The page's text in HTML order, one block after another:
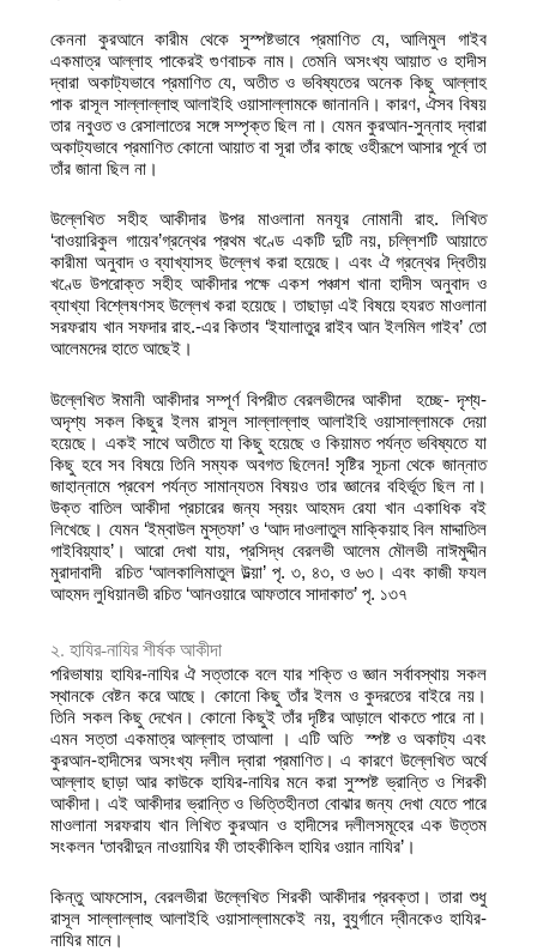
কেননা কুরআনে কারীম থেকে সুস্পষ্টভাবে প্রমাণিত যে, আলিমুল গাইব
একমাত্র আল্লাহ পাকেরই গুণবাচক নাম। তেমনি অসংখ্য আয়াত ও হাদীস
দ্বারা অকাট্যভাবে প্রমাণিত যে, অতীত ও ভবিষ্যতের অনেক কিছু আল্লাহ
পাক রাসূল সাল্লাল্লাহু আলাইহি ওয়াসাল্লামকে জানাননি। কারণ, ঐসব বিষয়
তার নবুওত ও রেসালাতের সঙ্গে সম্পৃক্ত ছিল না। যেমন কুরআন-সুন্নাহ দ্বারা
অকাট্যভাবে প্রমাণিত কোনো আয়াত বা সূরা তাঁর কাছে ওহীরূপে আসার পূর্বে তা
তাঁর জানা ছিল না।
উল্লেখিত সহীহ আকীদার উপর মাওলানা মনযূর নোমানী রাহ. লিখিত
‘বাওয়ারিকুল গায়েব’গ্রন্থের প্রথম খণ্ডে একটি দুটি নয়, চল্লিশটি আয়াতে
কারীমা অনুবাদ ও ব্যাখ্যাসহ উল্লেখ করা হয়েছে। এবং ঐ গ্রন্থের দ্বিতীয়
খণ্ডে উপরোক্ত সহীহ আকীদার পক্ষে একশ পঞ্চাশ খানা হাদীস অনুবাদ ও
ব্যাখ্যা বিশ্লেষণসহ উল্লেখ করা হয়েছে। তাছাড়া এই বিষয়ে হযরত মাওলানা
সরফরায খান সফদার রাহ.-এর কিতাব ‘ইযালাতুর রাইব আন ইলমিল গাইব’ তো
আলেমদের হাতে আছেই।
উল্লেখিত ঈমানী আকীদার সম্পূর্ণ বিপরীত বেরলভীদের আকীদা হচ্ছে- দৃশ্য-
অদৃশ্য সকল কিছুর ইলম রাসূল সাল্লাল্লাহু আলাইহি ওয়াসাল্লামকে দেয়া
হয়েছে। একই সাথে অতীতে যা কিছু হয়েছে ও কিয়ামত পর্যন্ত ভবিষ্যতে যা
কিছু হবে সব বিষয়ে তিনি সম্যক অবগত ছিলেন! সৃষ্টির সূচনা থেকে জান্নাত
জাহান্নামে প্রবেশ পর্যন্ত সামান্যতম বিষয়ও তার জ্ঞানের বহির্ভূত ছিল না।
উক্ত বাতিল আকীদা প্রচারের জন্য স্বয়ং আহমদ রেযা খান একাধিক বই
লিখেছে। যেমন ‘ইম্বাউল মুস্তফা’ ও ‘আদ দাওলাতুল মাক্কিয়াহ বিল মাদ্দাতিল
গাইবিয়্যাহ’। আরো দেখা যায়, প্রসিদ্ধ বেরলভী আলেম মৌলভী নাঈমুদ্দীন
মুরাদাবাদী রচিত ‘আলকালিমাতুল উল্য়া’ পৃ. ৩, ৪৩, ও ৬৩। এবং কাজী ফযল
আহমদ লুধিয়ানভী রচিত ‘আনওয়ারে আফতাবে সাদাকাত’ পৃ. ১৩৭
২. হাযির-নাযির শীর্ষক আকীদা
পরিভাষায় হাযির-নাযির ঐ সত্তাকে বলে যার শক্তি ও জ্ঞান সর্বাবস্থায় সকল
স্থানকে বেষ্টন করে আছে। কোনো কিছু তাঁর ইলম ও কুদরতের বাইরে নয়।
তিনি সকল কিছু দেখেন। কোনো কিছুই তাঁর দৃষ্টির আড়ালে থাকতে পারে না।
এমন সত্তা একমাত্র আল্লাহ তাআলা । এটি অতি স্পষ্ট ও অকাট্য এবং
কুরআন-হাদীসের অসংখ্য দলীল দ্বারা প্রমাণিত। এ কারণে উল্লেখিত অর্থে
আল্লাহ ছাড়া আর কাউকে হাযির-নাযির মনে করা সুস্পষ্ট ভ্রান্তি ও শিরকী
আকীদা। এই আকীদার ভ্রান্তি ও ভিত্তিহীনতা বোঝার জন্য দেখা যেতে পারে
মাওলানা সরফরায খান লিখিত কুরআন ও হাদীসের দলীলসমূহের এক উত্তম
সংকলন ‘তাবরীদুন নাওয়াযির ফী তাহকীকিল হাযির ওয়ান নাযির’।
কিন্তু আফসোস, বেরলভীরা উল্লেখিত শিরকী আকীদার প্রবক্তা। তারা শুধু
রাসূল সাল্লাল্লাহু আলাইহি ওয়াসাল্লামকেই নয়, বুযুর্গানে দ্বীনকেও হাযির-
নাযির মানে।